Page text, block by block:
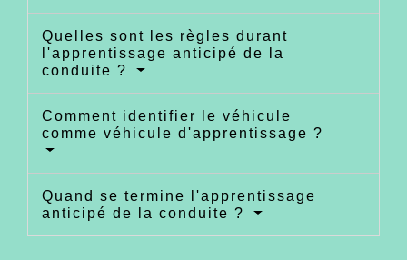
Quelles sont les règles durant
l'apprentissage anticipé de la
conduite ?
Comment identifier le véhicule
comme véhicule d'apprentissage ?
Quand se termine l'apprentissage
anticipé de la conduite ?